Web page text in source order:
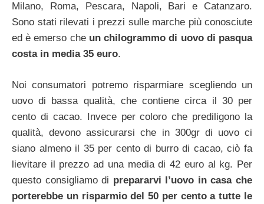
Milano, Roma, Pescara, Napoli, Bari e Catanzaro.
Sono stati rilevati i prezzi sulle marche più conosciute
ed è emerso che un chilogrammo di uovo di pasqua
costa in media 35 euro.
Noi consumatori potremo risparmiare scegliendo un
uovo di bassa qualità, che contiene circa il 30 per
cento di cacao. Invece per coloro che prediligono la
qualità, devono assicurarsi che in 300gr di uovo ci
siano almeno il 35 per cento di burro di cacao, ciò fa
lievitare il prezzo ad una media di 42 euro al kg. Per
questo consigliamo di prepararvi l’uovo in casa che
porterebbe un risparmio del 50 per cento a tutte le